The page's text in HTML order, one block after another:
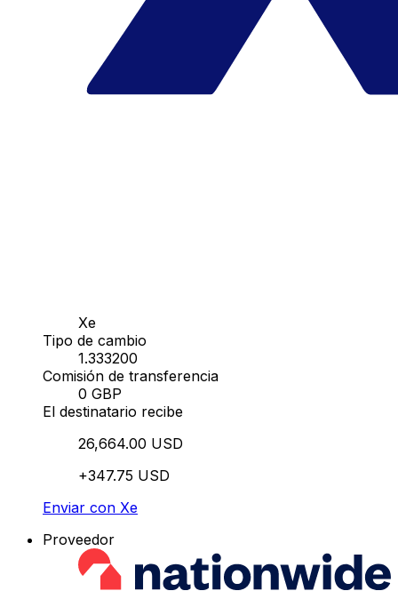
Xe
Tipo de cambio
1.333200
Comisión de transferencia
0 GBP
El destinatario recibe
26,664.00 USD
+347.75 USD
Enviar con Xe
Proveedor